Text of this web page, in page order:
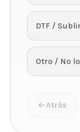
DTF /
Otro / No
Atrás